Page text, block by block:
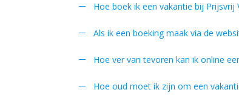
Hoe boek ik een vakantie bij Prijsvrij
Als ik een boeking maak via de
Hoe ver van tevoren kan ik online
Hoe oud moet ik zijn om een